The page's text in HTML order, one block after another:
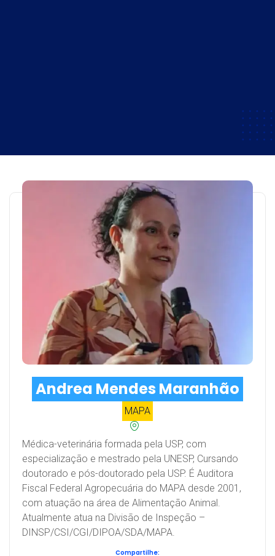
Andrea Mendes Maranhão
MAPA
Médica-veterinária formada pela USP, com
especialização e mestrado pela UNESP, Cursando
doutorado e pós-doutorado pela USP. É Auditora
Fiscal Federal Agropecuária do MAPA desde 2001,
com atuação na área de Alimentação Animal.
Atualmente atua na Divisão de Inspeção –
DINSP/CSI/CGI/DIPOA/SDA/MAPA.
Compartilhe: